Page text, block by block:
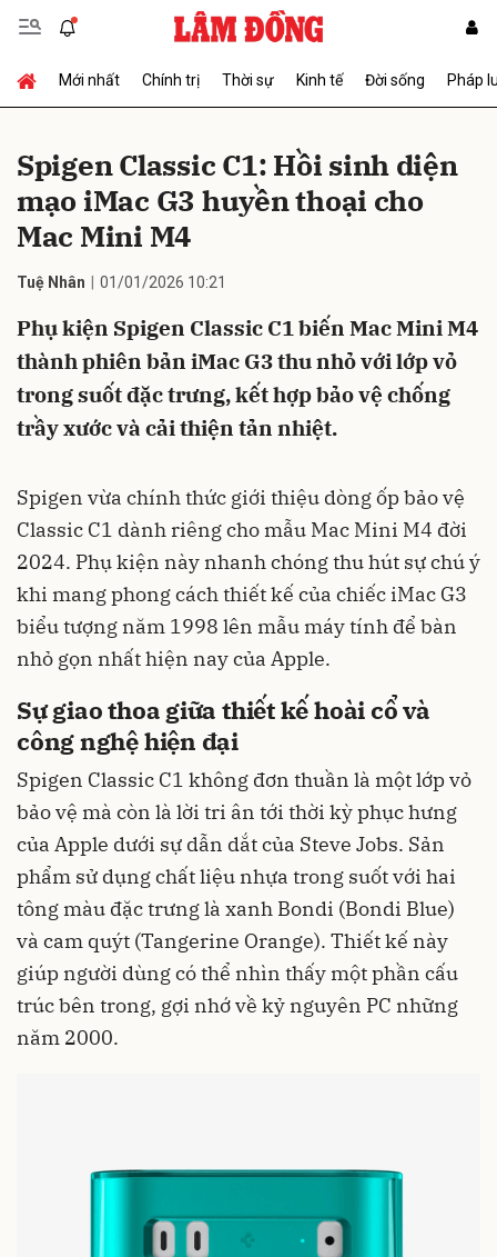
Mới nhất Chính trị Thời sự Kinh tế Đời sống Pháp
Spigen Classic C1: Hồi sinh diện
mạo iMac G3 huyền thoại cho
Mac Mini M4
Tuệ Nhân 01/01/2026 10:21
Phụ kiện Spigen Classic C1 biến Mac Mini M4
thành phiên bản iMac G3 thu nhỏ với lớp vỏ
trong suốt đặc trưng, kết hợp bảo vệ chống
trầy xước và cải thiện tản nhiệt.
Spigen vừa chính thức giới thiệu dòng ốp bảo vệ
Classic C1 dành riêng cho mẫu Mac Mini M4 đời
2024. Phụ kiện này nhanh chóng thu hút sự chú ý
khi mang phong cách thiết kế của chiếc iMac G3
biểu tượng năm 1998 lên mẫu máy tính để bàn
nhỏ gọn nhất hiện nay của Apple.
Sự giao thoa giữa thiết kế hoài cổ và
công nghệ hiện đại
Spigen Classic C1 không đơn thuần là một lớp vỏ
bảo vệ mà còn là lời tri ân tới thời kỳ phục hưng
của Apple dưới sự dẫn dắt của Steve Jobs. Sản
phẩm sử dụng chất liệu nhựa trong suốt với hai
tông màu đặc trưng là xanh Bondi (Bondi Blue)
và cam quýt (Tangerine Orange). Thiết kế này
giúp người dùng có thể nhìn thấy một phần cấu
trúc bên trong, gợi nhớ về kỷ nguyên PC những
năm 2000.
Gửi bình luận
Hủy Gửi